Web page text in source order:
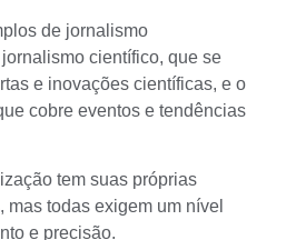
de jornalismo
científico, que se
e inovações científicas, e o
cobre eventos e tendências
tem suas próprias
todas exigem um nível
e precisão.